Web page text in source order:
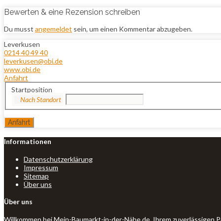
Bewerten & eine Rezension schreiben
Du musst angemeldet sein, um einen Kommentar abzugeben.
Leverkusen
0214 40 49 40
leverkusen@obi.de
www.obi.de
Anfahrt
Startposition
Informationen
Datenschutzerklärung
Impressum
Sitemap
Über uns
Über uns
Willkommen bei Mein-Baumarkt-in-der-Nähe.de, Ihrem